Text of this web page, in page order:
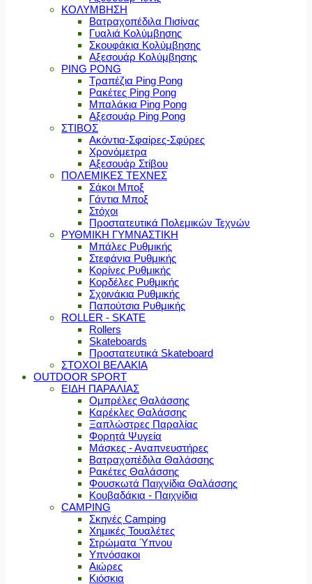
ΚΟΛΥΜΒΗΣΗ
Βατραχοπέδιλα Πισίνας
Γυαλιά Κολύμβησης
Σκουφάκια Κολύμβησης
Αξεσουάρ Κολύμβησης
PING PONG
Τραπέζια Ping Pong
Ρακέτες Ping Pong
Μπαλάκια Ping Pong
Αξεσουάρ Ping Pong
ΣΤΙΒΟΣ
Ακόντια-Σφαίρες-Σφύρες
Χρονόμετρα
Αξεσουάρ Στίβου
ΠΟΛΕΜΙΚΕΣ ΤΕΧΝΕΣ
Σάκοι Μποξ
Γάντια Μποξ
Στόχοι
Προστατευτικά Πολεμικών Τεχνών
ΡΥΘΜΙΚΗ ΓΥΜΝΑΣΤΙΚΗ
Μπάλες Ρυθμικής
Στεφάνια Ρυθμικής
Κορίνες Ρυθμικής
Κορδέλες Ρυθμικής
Σχοινάκια Ρυθμικής
Παπούτσια Ρυθμικής
ROLLER - SKATE
Rollers
Skateboards
Προστατευτικά Skateboard
ΣΤΟΧΟΙ ΒΕΛΑΚΙΑ
OUTDOOR SPORT
ΕΙΔΗ ΠΑΡΑΛΙΑΣ
Ομπρέλες Θαλάσσης
Καρέκλες Θαλάσσης
Ξαπλώστρες Παραλίας
Φορητά Ψυγεία
Μάσκες - Αναπνευστήρες
Βατραχοπέδιλα Θαλάσσης
Ρακέτες Θαλάσσης
Φουσκωτά Παιχνίδια Θαλάσσης
Κουβαδάκια - Παιχνίδια
CAMPING
Σκηνές Camping
Χημικές Τουαλέτες
Στρώματα Ύπνου
Υπνόσακοι
Αιώρες
Κιόσκια